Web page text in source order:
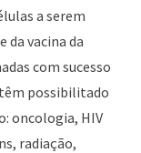
a serem
da vacina da
com sucesso
possibilitado
oncologia, HIV
radiação,